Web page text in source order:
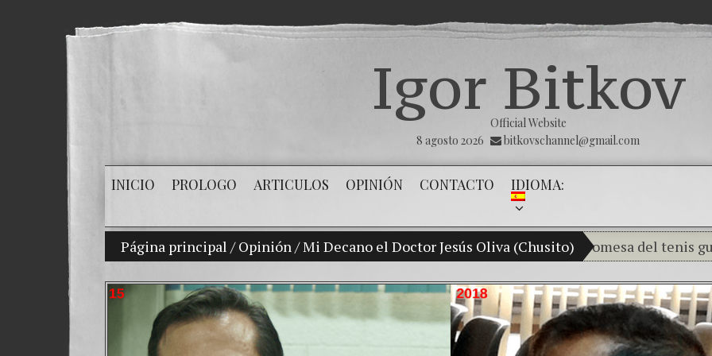
Igor Bitkov
Official Website
8 agosto 2026
bitkovschannel@gmail.com
INICIO PROLOGO ARTICULOS OPINIÓN CONTACTO IDIOMA:
Página principal / Opinión/Mi Decano el Doctor Jesús Oliva (Chusito)
Mi hijo Vladimir Bitkov, una promesa del tenis
¿Cómo el banco
El Día de la Victoria